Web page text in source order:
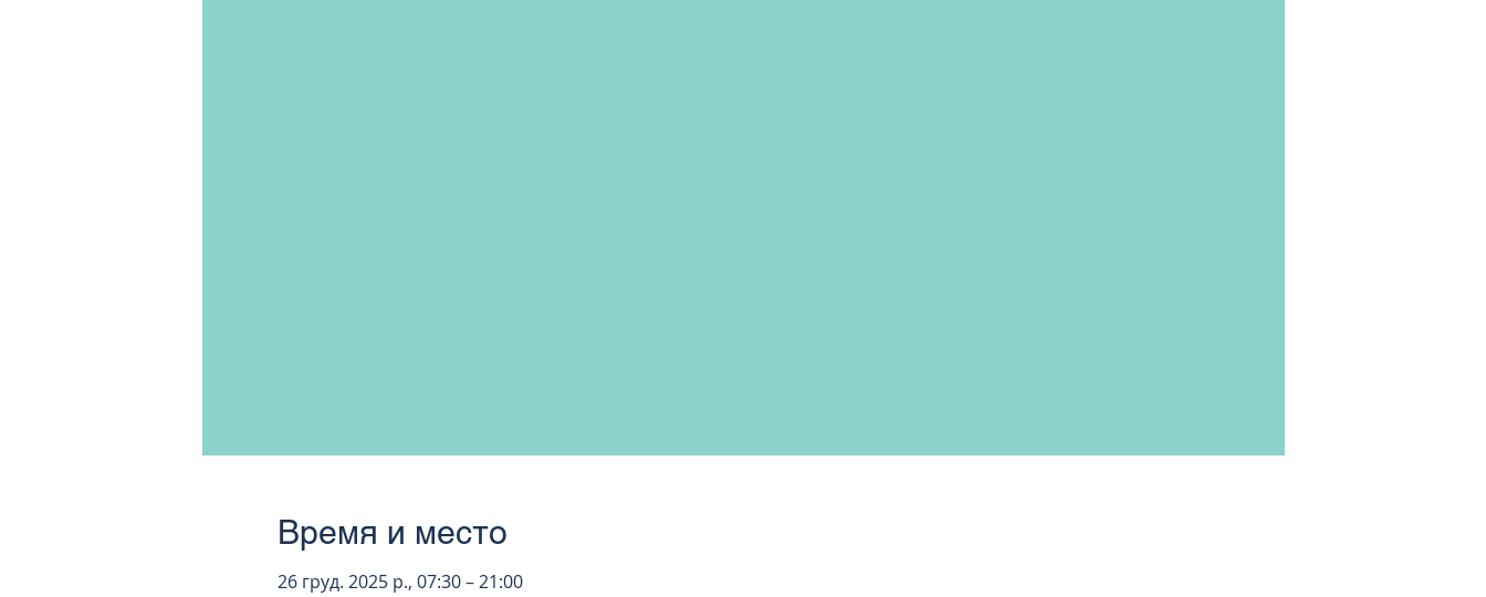
Время и место
26 груд. 2025 р., 07:30 – 21:00